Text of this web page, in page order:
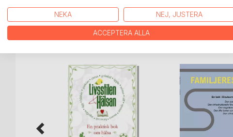
ANDRA TITLAR HOSBoD
NEKA NEJ, JUSTERA
ACCEPTERA ALLA